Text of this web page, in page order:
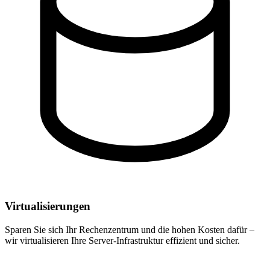
Virtualisierungen
Sparen Sie sich Ihr Rechenzentrum und die hohen Kosten dafür –
wir virtualisieren Ihre Server-Infrastruktur effizient und sicher.